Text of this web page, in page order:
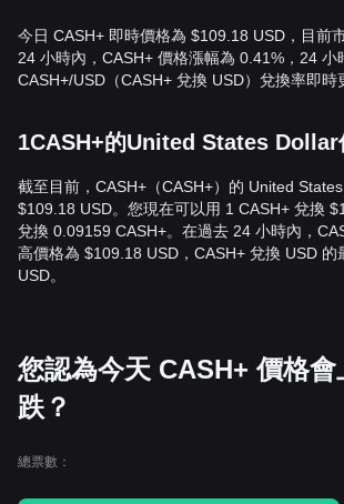
今日 CASH+ 即時價格為 $109.18 USD，目前
24 小時內，CASH+ 價格漲幅為 0.41%，24 小
CASH+/USD（CASH+ 兌換 USD）兌換率即時
1CASH+的United States Dollar
截至目前，CASH+（CASH+）的 United
$109.18 USD。您現在可以用 1 CASH+ 兌換
兌換 0.09159 CASH+。在過去 24 小時內，
高價格為 $109.18 USD，CASH+ 兌換 USD 的
USD。
您認為今天 CASH+ 價格
跌？
總票數：